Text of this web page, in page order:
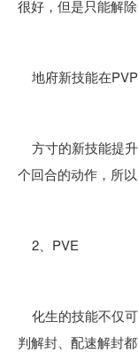
很好，但是只能解除
地府新技能在PVP
方寸的新技能提
个回合的动作，所
2、PVE
化生的技能不仅
判解封、配速解封